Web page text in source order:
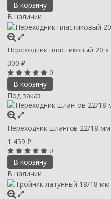
В корзину
В наличии
Переходник пластиковый 20
300 ₽
0
В корзину
Под заказ
Переходник шлангов 22/18
1 459 ₽
0
В корзину
В наличии